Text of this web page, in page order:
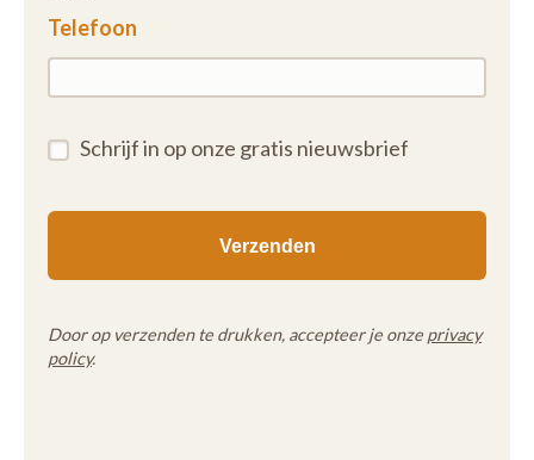
Telefoon
Schrijf in op onze gratis nieuwsbrief
Door op verzenden te drukken, accepteer je onze privacy
policy.